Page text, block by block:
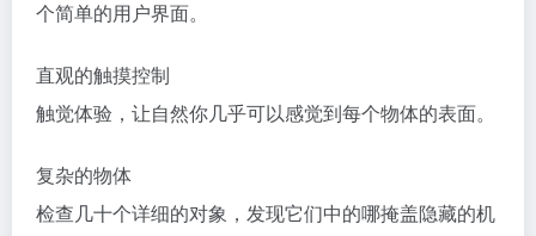
个简单的用户界面。
直观的触摸控制
触觉体验，让自然你几乎可以感觉到每个物体的表面。
复杂的物体
检查几十个详细的对象，发现它们中的哪掩盖隐藏的机